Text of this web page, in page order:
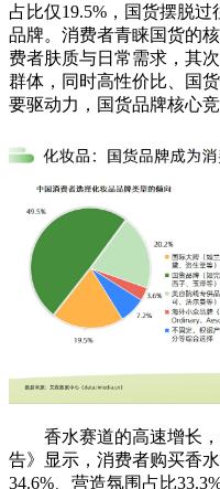
占比仅19.5%，国货摆脱
品牌。消费者青睐国货的
费者肤质与日常需求，其
群体，同时高性价比、国
要驱动力，国货品牌核心竞
香水赛道的高速增长，
告》显示，消费者购买香
34.6%、营造氛围占比